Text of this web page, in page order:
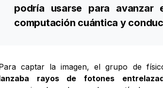
podría usarse para avanzar
computación cuántica y
captar la imagen, el grupo de
rayos de fotones